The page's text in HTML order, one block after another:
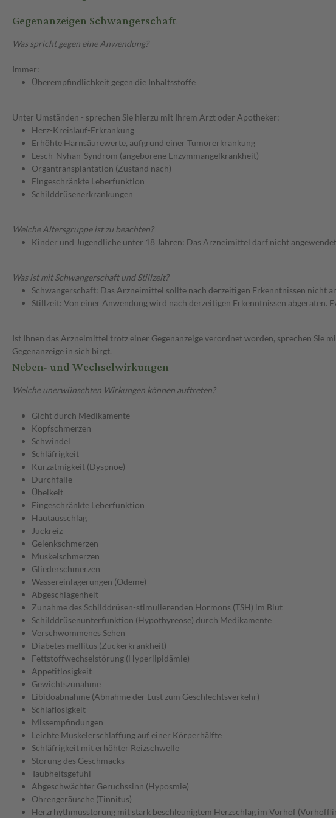
Gegenanzeigen Schwangerschaft
Was spricht gegen eine Anwendung?
Immer:
Überempfindlichkeit gegen die Inhaltsstoffe
Unter Umständen - sprechen Sie hierzu mit Ihrem Arzt oder Apotheker:
Herz-Kreislauf-Erkrankung
Erhöhte Harnsäurewerte, aufgrund einer Tumorerkrankung
Lesch-Nyhan-Syndrom (angeborene Enzymmangelkrankheit)
Organtransplantation (Zustand nach)
Eingeschränkte Leberfunktion
Schilddrüsenerkrankungen
Welche Altersgruppe ist zu beachten?
Kinder und Jugendliche unter 18 Jahren: Das Arzneimittel darf nicht
Was ist mit Schwangerschaft und Stillzeit?
Schwangerschaft: Das Arzneimittel sollte nach derzeitigen Erkenntnissen nicht
Stillzeit: Von einer Anwendung wird nach derzeitigen Erkenntnissen abgeraten.
Ist Ihnen das Arzneimittel trotz einer Gegenanzeige verordnet worden, sprechen Sie
Gegenanzeige in sich birgt.
Neben- und Wechselwirkungen
Welche unerwünschten Wirkungen können auftreten?
Gicht durch Medikamente
Kopfschmerzen
Schwindel
Schläfrigkeit
Kurzatmigkeit (Dyspnoe)
Durchfälle
Übelkeit
Eingeschränkte Leberfunktion
Hautausschlag
Juckreiz
Gelenkschmerzen
Muskelschmerzen
Gliederschmerzen
Wassereinlagerungen (Ödeme)
Abgeschlagenheit
Zunahme des Schilddrüsen-stimulierenden Hormons (TSH) im Blut
Schilddrüsenunterfunktion (Hypothyreose) durch Medikamente
Verschwommenes Sehen
Diabetes mellitus (Zuckerkrankheit)
Fettstoffwechselstörung (Hyperlipidämie)
Appetitlosigkeit
Gewichtszunahme
Libidoabnahme (Abnahme der Lust zum Geschlechtsverkehr)
Schlaflosigkeit
Missempfindungen
Leichte Muskelerschlaffung auf einer Körperhälfte
Schläfrigkeit mit erhöhter Reizschwelle
Störung des Geschmacks
Taubheitsgefühl
Abgeschwächter Geruchssinn (Hyposmie)
Ohrengeräusche (Tinnitus)
Herzrhythmusstörung mit stark beschleunigtem Herzschlag im Vorhof